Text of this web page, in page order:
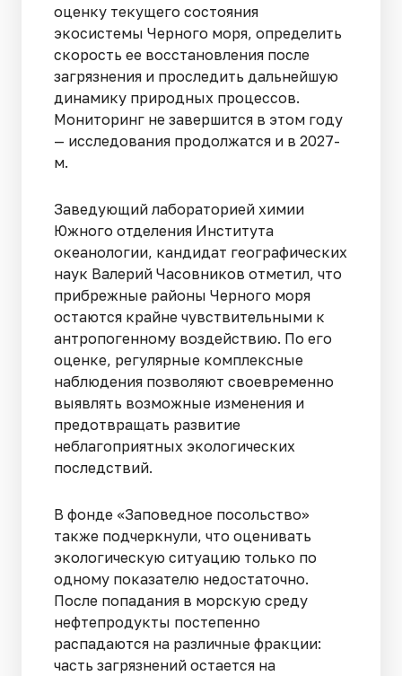
оценку текущего состояния
экосистемы Черного моря, определить
скорость ее восстановления после
загрязнения и проследить дальнейшую
динамику природных процессов.
Мониторинг не завершится в этом году
— исследования продолжатся и в 2027-
м.
Заведующий лабораторией химии
Южного отделения Института
океанологии, кандидат географических
наук Валерий Часовников отметил, что
прибрежные районы Черного моря
остаются крайне чувствительными к
антропогенному воздействию. По его
оценке, регулярные комплексные
наблюдения позволяют своевременно
выявлять возможные изменения и
предотвращать развитие
неблагоприятных экологических
последствий.
В фонде «Заповедное посольство»
также подчеркнули, что оценивать
экологическую ситуацию только по
одному показателю недостаточно.
После попадания в морскую среду
нефтепродукты постепенно
распадаются на различные фракции:
часть загрязнений остается на